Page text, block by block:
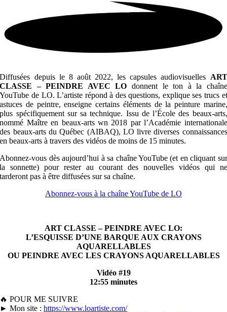
Diffusées depuis le 8 août 2022, les capsules audiovisuelles ART
CLASSE – PEINDRE AVEC LO donnent le ton à la chaîne
YouTube de LO. L’artiste répond à des questions, explique ses trucs et
astuces de peintre, enseigne certains éléments de la peinture marine,
plus spécifiquement sur sa technique. Issu de l’École des beaux-arts,
nommé Maître en beaux-arts wn 2018 par l’Académie internationale
des beaux-arts du Québec (AIBAQ), LO livre diverses connaissances
en beaux-arts à travers des vidéos de moins de 15 minutes.
Abonnez-vous dès aujourd’hui à sa chaîne YouTube (et en cliquant sur
la sonnette) pour rester au courant des nouvelles vidéos qui ne
tarderont pas à être diffusées sur sa chaîne.
Abonnez-vous à la chaîne YouTube de LO
ART CLASSE – PEINDRE AVEC LO:
L’ESQUISSE D’UNE BARQUE AUX CRAYONS
AQUARELLABLES
OU PEINDRE AVEC LES CRAYONS AQUARELLABLES
Vidéo #19
12:55 minutes
🔥 POUR ME SUIVRE
► Mon site :https://www.loartiste.com/